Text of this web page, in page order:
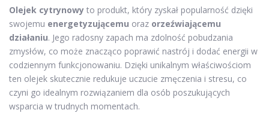
Olejek cytrynowy to produkt, który zyskał popularność dzięki
swojemu energetyzującemu oraz orzeźwiającemu
działaniu. Jego radosny zapach ma zdolność pobudzania
zmysłów, co może znacząco poprawić nastrój i dodać energii w
codziennym funkcjonowaniu. Dzięki unikalnym właściwościom
ten olejek skutecznie redukuje uczucie zmęczenia i stresu, co
czyni go idealnym rozwiązaniem dla osób poszukujących
wsparcia w trudnych momentach.